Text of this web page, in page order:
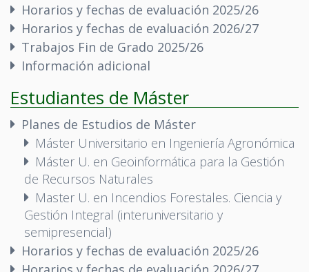
Horarios y fechas de evaluación 2025/26
Horarios y fechas de evaluación 2026/27
Trabajos Fin de Grado 2025/26
Información adicional
Estudiantes de Máster
Planes de Estudios de Máster
Máster Universitario en Ingeniería Agronómica
Máster U. en Geoinformática para la Gestión
de Recursos Naturales
Master U. en Incendios Forestales. Ciencia y
Gestión Integral (interuniversitario y
semipresencial)
Horarios y fechas de evaluación 2025/26